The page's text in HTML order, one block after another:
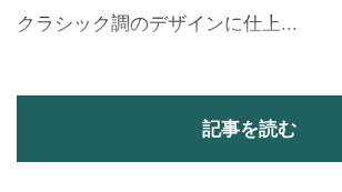
クラシック調のデザインに仕上...
記事を読む